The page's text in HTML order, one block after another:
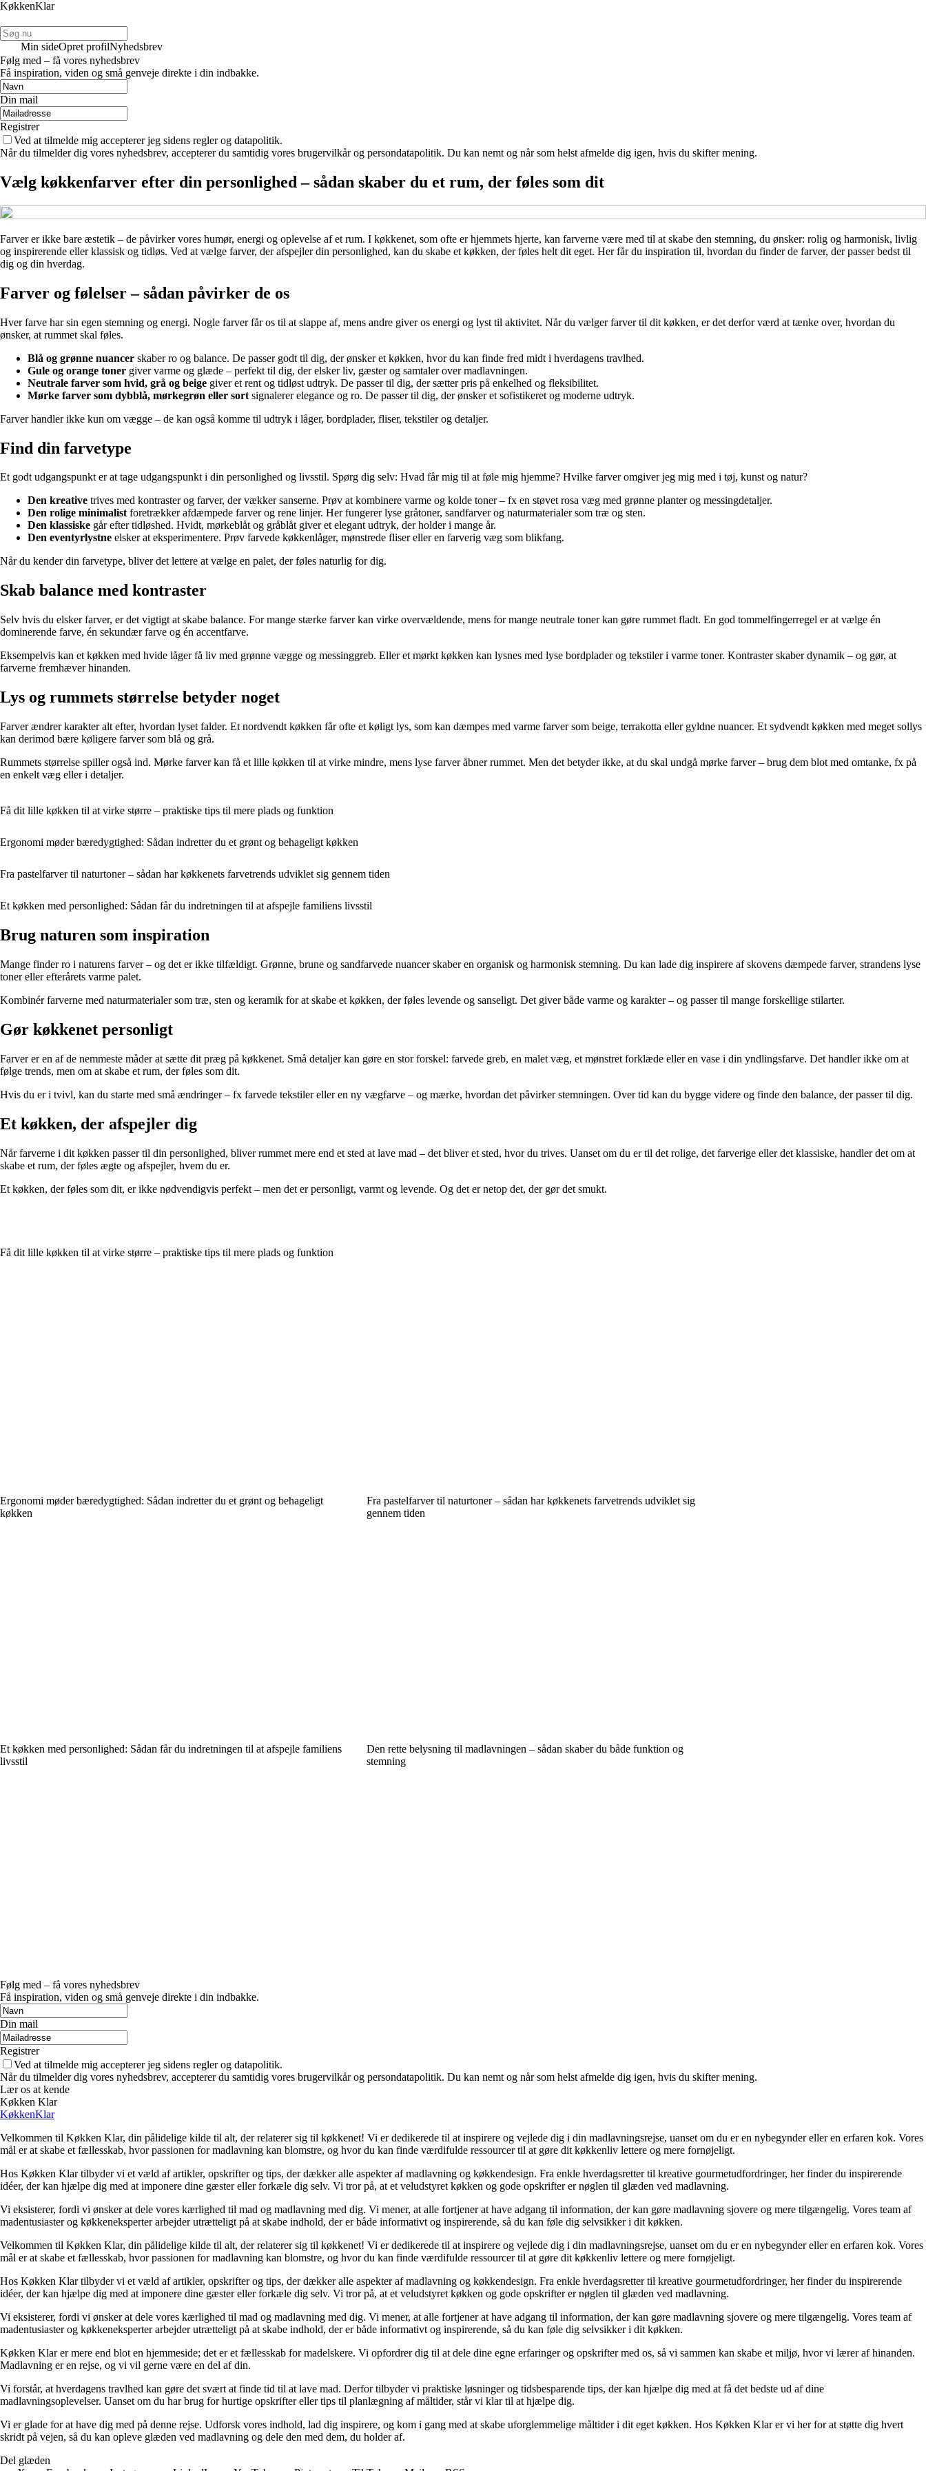
KøkkenKlar
Min sideOpret profilNyhedsbrev
Følg med – få vores nyhedsbrev
Få inspiration, viden og små genveje direkte i din indbakke.
Din mail
Registrer
Ved at tilmelde mig accepterer jeg sidens regler og datapolitik.
Når du tilmelder dig vores nyhedsbrev, accepterer du samtidig vores brugervilkår og persondatapolitik. Du kan nemt og når som helst afmelde dig igen, hvis du skifter mening.
Vælg køkkenfarver efter din personlighed – sådan skaber du et rum, der føles som dit
Farver er ikke bare æstetik – de påvirker vores humør, energi og oplevelse af et rum. I køkkenet, som ofte er hjemmets hjerte, kan farverne være med til at skabe den stemning, du ønsker: rolig og harmonisk, livlig
og inspirerende eller klassisk og tidløs. Ved at vælge farver, der afspejler din personlighed, kan du skabe et køkken, der føles helt dit eget. Her får du inspiration til, hvordan du finder de farver, der passer bedst til
dig og din hverdag.
Farver og følelser – sådan påvirker de os
Hver farve har sin egen stemning og energi. Nogle farver får os til at slappe af, mens andre giver os energi og lyst til aktivitet. Når du vælger farver til dit køkken, er det derfor værd at tænke over, hvordan du
ønsker, at rummet skal føles.
Blå og grønne nuancer skaber ro og balance. De passer godt til dig, der ønsker et køkken, hvor du kan finde fred midt i hverdagens travlhed.
Gule og orange toner giver varme og glæde – perfekt til dig, der elsker liv, gæster og samtaler over madlavningen.
Neutrale farver som hvid, grå og beige giver et rent og tidløst udtryk. De passer til dig, der sætter pris på enkelhed og fleksibilitet.
Mørke farver som dybblå, mørkegrøn eller sort signalerer elegance og ro. De passer til dig, der ønsker et sofistikeret og moderne udtryk.
Farver handler ikke kun om vægge – de kan også komme til udtryk i låger, bordplader, fliser, tekstiler og detaljer.
Find din farvetype
Et godt udgangspunkt er at tage udgangspunkt i din personlighed og livsstil. Spørg dig selv: Hvad får mig til at føle mig hjemme? Hvilke farver omgiver jeg mig med i tøj, kunst og natur?
Den kreative trives med kontraster og farver, der vækker sanserne. Prøv at kombinere varme og kolde toner – fx en støvet rosa væg med grønne planter og messingdetaljer.
Den rolige minimalistforetrækker afdæmpede farver og rene linjer. Her fungerer lyse gråtoner, sandfarver og naturmaterialer som træ og sten.
Den klassiske går efter tidløshed. Hvidt, mørkeblåt og gråblåt giver et elegant udtryk, der holder i mange år.
Den eventyrlystne elsker at eksperimentere. Prøv farvede køkkenlåger, mønstrede fliser eller en farverig væg som blikfang.
Når du kender din farvetype, bliver det lettere at vælge en palet, der føles naturlig for dig.
Skab balance med kontraster
Selv hvis du elsker farver, er det vigtigt at skabe balance. For mange stærke farver kan virke overvældende, mens for mange neutrale toner kan gøre rummet fladt. En god tommelfingerregel er at vælge én
dominerende farve, én sekundær farve og én accentfarve.
Eksempelvis kan et køkken med hvide låger få liv med grønne vægge og messinggreb. Eller et mørkt køkken kan lysnes med lyse bordplader og tekstiler i varme toner. Kontraster skaber dynamik – og gør, at
farverne fremhæver hinanden.
Lys og rummets størrelse betyder noget
Farver ændrer karakter alt efter, hvordan lyset falder. Et nordvendt køkken får ofte et køligt lys, som kan dæmpes med varme farver som beige, terrakotta eller gyldne nuancer. Et sydvendt køkken med meget sollys
kan derimod bære køligere farver som blå og grå.
Rummets størrelse spiller også ind. Mørke farver kan få et lille køkken til at virke mindre, mens lyse farver åbner rummet. Men det betyder ikke, at du skal undgå mørke farver – brug dem blot med omtanke, fx på
en enkelt væg eller i detaljer.
Få dit lille køkken til at virke større – praktiske tips til mere plads og funktion
Ergonomi møder bæredygtighed: Sådan indretter du et grønt og behageligt køkken
Fra pastelfarver til naturtoner – sådan har køkkenets farvetrends udviklet sig gennem tiden
Et køkken med personlighed: Sådan får du indretningen til at afspejle familiens livsstil
Brug naturen som inspiration
Mange finder ro i naturens farver – og det er ikke tilfældigt. Grønne, brune og sandfarvede nuancer skaber en organisk og harmonisk stemning. Du kan lade dig inspirere af skovens dæmpede farver, strandens lyse
toner eller efterårets varme palet.
Kombinér farverne med naturmaterialer som træ, sten og keramik for at skabe et køkken, der føles levende og sanseligt. Det giver både varme og karakter – og passer til mange forskellige stilarter.
Gør køkkenet personligt
Farver er en af de nemmeste måder at sætte dit præg på køkkenet. Små detaljer kan gøre en stor forskel: farvede greb, en malet væg, et mønstret forklæde eller en vase i din yndlingsfarve. Det handler ikke om at
følge trends, men om at skabe et rum, der føles som dit.
Hvis du er i tvivl, kan du starte med små ændringer – fx farvede tekstiler eller en ny vægfarve – og mærke, hvordan det påvirker stemningen. Over tid kan du bygge videre og finde den balance, der passer til dig.
Et køkken, der afspejler dig
Når farverne i dit køkken passer til din personlighed, bliver rummet mere end et sted at lave mad – det bliver et sted, hvor du trives. Uanset om du er til det rolige, det farverige eller det klassiske, handler det om at
skabe et rum, der føles ægte og afspejler, hvem du er.
Et køkken, der føles som dit, er ikke nødvendigvis perfekt – men det er personligt, varmt og levende. Og det er netop det, der gør det smukt.
Få dit lille køkken til at virke større – praktiske tips til mere plads og funktion
Ergonomi møder bæredygtighed: Sådan indretter du et grønt og behageligt
køkken
Fra pastelfarver til naturtoner – sådan har køkkenets farvetrends udviklet sig
gennem tiden
Et køkken med personlighed: Sådan får du indretningen til at afspejle familiens
livsstil
Den rette belysning til madlavningen – sådan skaber du både funktion og
stemning
Følg med – få vores nyhedsbrev
Få inspiration, viden og små genveje direkte i din indbakke.
Din mail
Registrer
Ved at tilmelde mig accepterer jeg sidens regler og datapolitik.
Når du tilmelder dig vores nyhedsbrev, accepterer du samtidig vores brugervilkår og persondatapolitik. Du kan nemt og når som helst afmelde dig igen, hvis du skifter mening.
Lær os at kende
Køkken Klar
KøkkenKlar
Velkommen til Køkken Klar, din pålidelige kilde til alt, der relaterer sig til køkkenet! Vi er dedikerede til at inspirere og vejlede dig i din madlavningsrejse, uanset om du er en nybegynder eller en erfaren kok. Vores
mål er at skabe et fællesskab, hvor passionen for madlavning kan blomstre, og hvor du kan finde værdifulde ressourcer til at gøre dit køkkenliv lettere og mere fornøjeligt.
Hos Køkken Klar tilbyder vi et væld af artikler, opskrifter og tips, der dækker alle aspekter af madlavning og køkkendesign. Fra enkle hverdagsretter til kreative gourmetudfordringer, her finder du inspirerende
idéer, der kan hjælpe dig med at imponere dine gæster eller forkæle dig selv. Vi tror på, at et veludstyret køkken og gode opskrifter er nøglen til glæden ved madlavning.
Vi eksisterer, fordi vi ønsker at dele vores kærlighed til mad og madlavning med dig. Vi mener, at alle fortjener at have adgang til information, der kan gøre madlavning sjovere og mere tilgængelig. Vores team af
madentusiaster og køkkeneksperter arbejder utrætteligt på at skabe indhold, der er både informativt og inspirerende, så du kan føle dig selvsikker i dit køkken.
Velkommen til Køkken Klar, din pålidelige kilde til alt, der relaterer sig til køkkenet! Vi er dedikerede til at inspirere og vejlede dig i din madlavningsrejse, uanset om du er en nybegynder eller en erfaren kok. Vores
mål er at skabe et fællesskab, hvor passionen for madlavning kan blomstre, og hvor du kan finde værdifulde ressourcer til at gøre dit køkkenliv lettere og mere fornøjeligt.
Hos Køkken Klar tilbyder vi et væld af artikler, opskrifter og tips, der dækker alle aspekter af madlavning og køkkendesign. Fra enkle hverdagsretter til kreative gourmetudfordringer, her finder du inspirerende
idéer, der kan hjælpe dig med at imponere dine gæster eller forkæle dig selv. Vi tror på, at et veludstyret køkken og gode opskrifter er nøglen til glæden ved madlavning.
Vi eksisterer, fordi vi ønsker at dele vores kærlighed til mad og madlavning med dig. Vi mener, at alle fortjener at have adgang til information, der kan gøre madlavning sjovere og mere tilgængelig. Vores team af
madentusiaster og køkkeneksperter arbejder utrætteligt på at skabe indhold, der er både informativt og inspirerende, så du kan føle dig selvsikker i dit køkken.
Køkken Klar er mere end blot en hjemmeside; det er et fællesskab for madelskere. Vi opfordrer dig til at dele dine egne erfaringer og opskrifter med os, så vi sammen kan skabe et miljø, hvor vi lærer af hinanden.
Madlavning er en rejse, og vi vil gerne være en del af din.
Vi forstår, at hverdagens travlhed kan gøre det svært at finde tid til at lave mad. Derfor tilbyder vi praktiske løsninger og tidsbesparende tips, der kan hjælpe dig med at få det bedste ud af dine
madlavningsoplevelser. Uanset om du har brug for hurtige opskrifter eller tips til planlægning af måltider, står vi klar til at hjælpe dig.
Vi er glade for at have dig med på denne rejse. Udforsk vores indhold, lad dig inspirere, og kom i gang med at skabe uforglemmelige måltider i dit eget køkken. Hos Køkken Klar er vi her for at støtte dig hvert
skridt på vejen, så du kan opleve glæden ved madlavning og dele den med dem, du holder af.
Del glæden